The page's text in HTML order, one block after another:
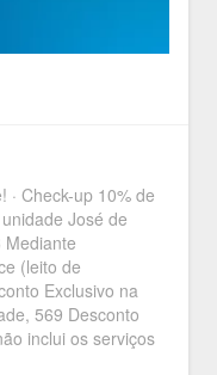
Check-up 10% de
José de
Mediante
(leito de
Exclusivo na
569 Desconto
inclui os serviços